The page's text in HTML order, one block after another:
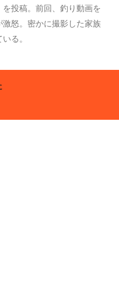
投稿。前回、釣り動画を
怒。密かに撮影した家族
る。